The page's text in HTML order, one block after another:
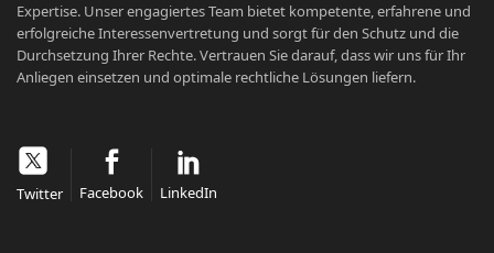
Expertise. Unser engagiertes Team bietet kompetente, erfahrene und
erfolgreiche Interessenvertretung und sorgt für den Schutz und die
Durchsetzung Ihrer Rechte. Vertrauen Sie darauf, dass wir uns für Ihr
Anliegen einsetzen und optimale rechtliche Lösungen liefern.
Twitter Facebook LinkedIn